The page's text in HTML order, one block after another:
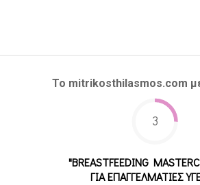
Το mitrikosthilasmos.com
3
"BREASTFEEDING
ΓΙΑ ΕΠΑΓΓΕΛΜΑΤΙΕΣ